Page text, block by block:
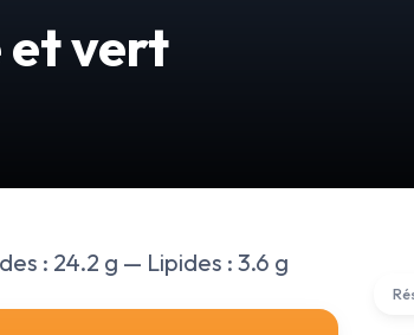
et vert
: 24.2 g — Lipides : 3.6 g